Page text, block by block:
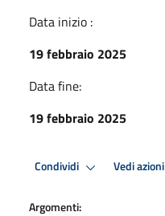
Data inizio :
19 febbraio 2025
Data fine:
19 febbraio 2025
Condividi Vedi azioni
Argomenti: